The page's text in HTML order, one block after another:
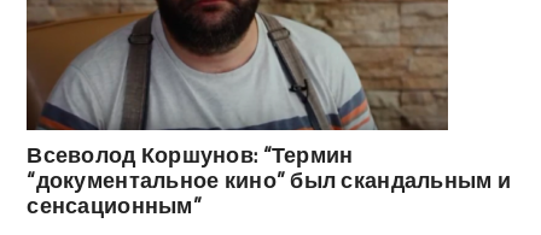
Всеволод Коршунов: “Термин
“документальное кино” был скандальным и
сенсационным”